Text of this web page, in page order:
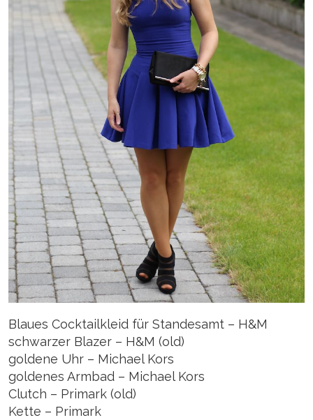
Blaues Cocktailkleid für Standesamt – H&M
schwarzer Blazer – H&M (old)
goldene Uhr – Michael Kors
goldenes Armbad – Michael Kors
Clutch – Primark (old)
Kette – Primark